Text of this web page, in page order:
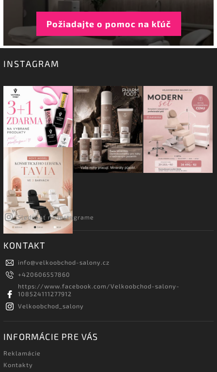
Požiadajte o pomoc na kľúč
INSTAGRAM
Sledovať na Instagrame
KONTAKT
info@velkoobchod-salony.cz
+420606557860
https://www.facebook.com/Velkoobchod-salony-
108524111277912
Velkoobchod_salony
INFORMÁCIE PRE VÁS
Reklamácie
Kontakty